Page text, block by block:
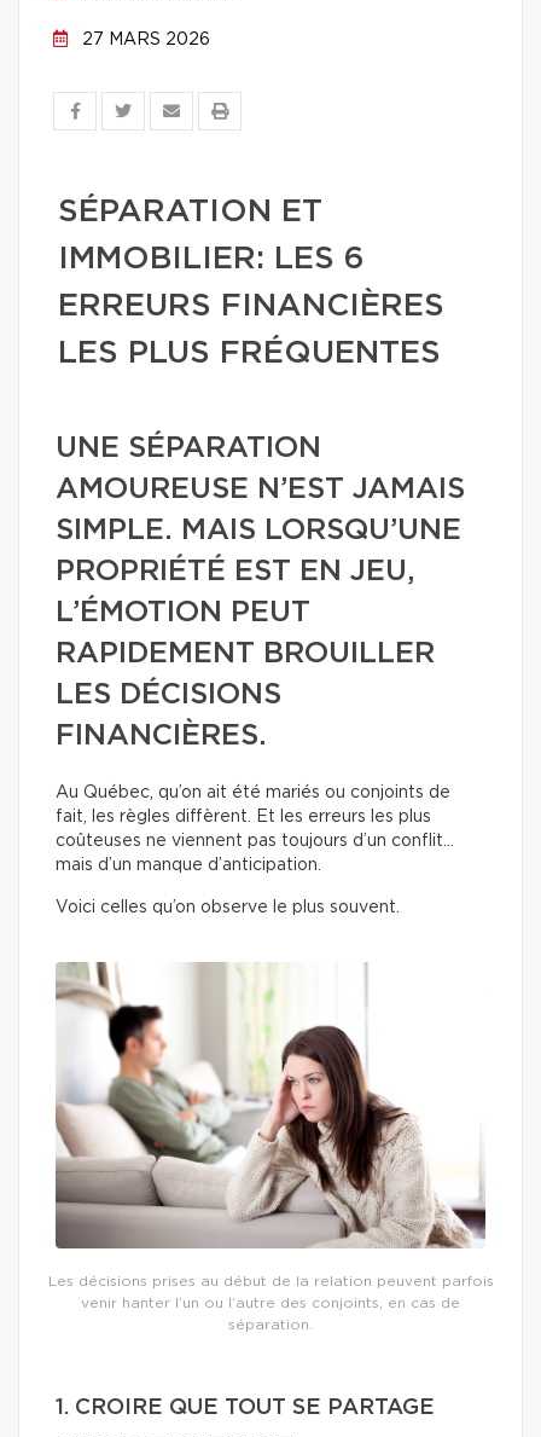
27 MARS 2026
SÉPARATION ET
IMMOBILIER: LES 6
ERREURS FINANCIÈRES
LES PLUS FRÉQUENTES
UNE SÉPARATION
AMOUREUSE N’EST JAMAIS
SIMPLE. MAIS LORSQU’UNE
PROPRIÉTÉ EST EN JEU,
L’ÉMOTION PEUT
RAPIDEMENT BROUILLER
LES DÉCISIONS
FINANCIÈRES.
Au Québec, qu’on ait été mariés ou conjoints de
fait, les règles diffèrent. Et les erreurs les plus
coûteuses ne viennent pas toujours d’un conflit…
mais d’un manque d’anticipation.
Voici celles qu’on observe le plus souvent.
Les décisions prises au début de la relation peuvent parfois
venir hanter l’un ou l’autre des conjoints, en cas de
séparation.
1. CROIRE QUE TOUT SE PARTAGE